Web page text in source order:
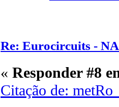
Re: Eurocircuits -
« Responder #8
Citação de: